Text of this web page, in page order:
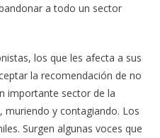
a todo un sector
los que les afecta a sus
la recomendación de no
importante sector de la
muriendo y contagiando. Los
Surgen algunas voces que